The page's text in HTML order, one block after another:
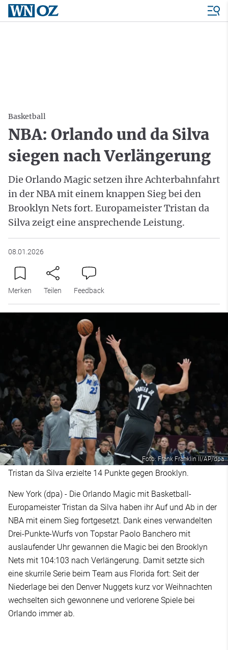
Basketball
NBA: Orlando und da Silva
siegen nach Verlängerung
Die Orlando Magic setzen ihre Achterbahnfahrt
in der NBA mit einem knappen Sieg bei den
Brooklyn Nets fort. Europameister Tristan da
Silva zeigt eine ansprechende Leistung.
08.01.2026
Merken Teilen Feedback
Foto: Frank Franklin II/AP/dpa
Tristan da Silva erzielte 14 Punkte gegen Brooklyn.
New York (dpa) - Die Orlando Magic mit Basketball-
Europameister Tristan da Silva haben ihr Auf und Ab in der
NBA mit einem Sieg fortgesetzt. Dank eines verwandelten
Drei-Punkte-Wurfs von Topstar Paolo Banchero mit
auslaufender Uhr gewannen die Magic bei den Brooklyn
Nets mit 104:103 nach Verlängerung. Damit setzte sich
eine skurrile Serie beim Team aus Florida fort: Seit der
Niederlage bei den Denver Nuggets kurz vor Weihnachten
wechselten sich gewonnene und verlorene Spiele bei
Orlando immer ab.